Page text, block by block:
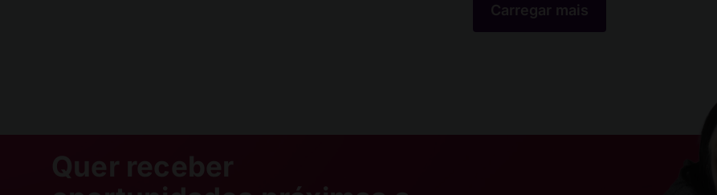
Carregar mais